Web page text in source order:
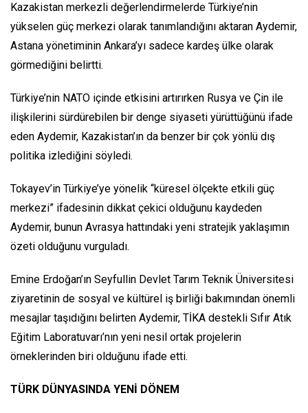
Kazakistan merkezli değerlendirmelerde Türkiye’nin
yükselen güç merkezi olarak tanımlandığını aktaran Aydemir,
Astana yönetiminin Ankara’yı sadece kardeş ülke olarak
görmediğini belirtti.
Türkiye’nin NATO içinde etkisini artırırken Rusya ve Çin ile
ilişkilerini sürdürebilen bir denge siyaseti yürüttüğünü ifade
eden Aydemir, Kazakistan’ın da benzer bir çok yönlü dış
politika izlediğini söyledi.
Tokayev’in Türkiye’ye yönelik “küresel ölçekte etkili güç
merkezi” ifadesinin dikkat çekici olduğunu kaydeden
Aydemir, bunun Avrasya hattındaki yeni stratejik yaklaşımın
özeti olduğunu vurguladı.
Emine Erdoğan’ın Seyfullin Devlet Tarım Teknik Üniversitesi
ziyaretinin de sosyal ve kültürel iş birliği bakımından önemli
mesajlar taşıdığını belirten Aydemir, TİKA destekli Sıfır Atık
Eğitim Laboratuvarı’nın yeni nesil ortak projelerin
örneklerinden biri olduğunu ifade etti.
TÜRK DÜNYASINDA YENİ DÖNEM